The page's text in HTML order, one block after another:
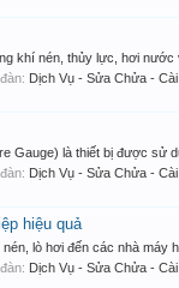
khí nén, thủy lực, hơi nước
Dịch Vụ - Sửa Chửa -
Gauge) là thiết bị được sử
Dịch Vụ - Sửa Chửa -
hiệu quả
lò hơi đến các nhà máy
Dịch Vụ - Sửa Chửa -